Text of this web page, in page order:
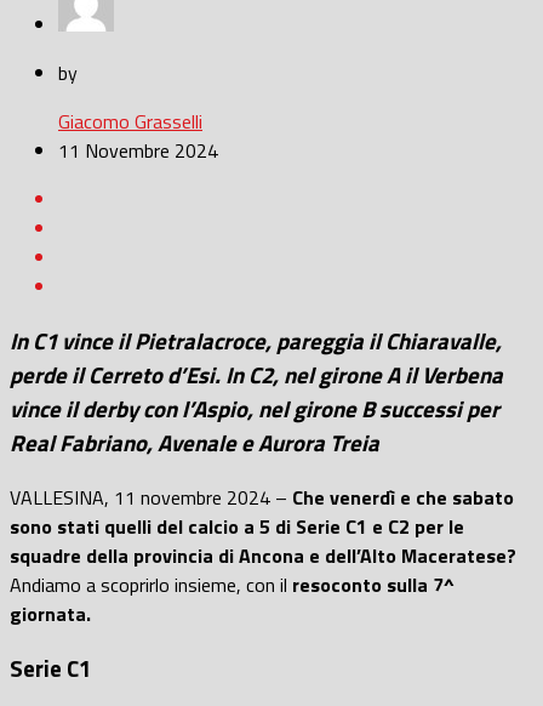
by
Giacomo Grasselli
11 Novembre 2024
In C1 vince il Pietralacroce, pareggia il Chiaravalle,
perde il Cerreto d’Esi. In C2, nel girone A il Verbena
vince il derby con l’Aspio, nel girone B successi per
Real Fabriano, Avenale e Aurora Treia
VALLESINA, 11 novembre 2024 – Che venerdì e che sabato
sono stati quelli del calcio a 5 di Serie C1 e C2 per le
squadre della provincia di Ancona e dell’Alto Maceratese?
Andiamo a scoprirlo insieme, con il resoconto sulla 7^
giornata.
Serie C1